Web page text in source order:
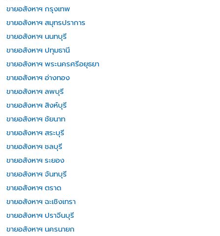
ขายอสังหาฯ กรุงเทพ
ขายอสังหาฯ สมุทรปราการ
ขายอสังหาฯ นนทบุรี
ขายอสังหาฯ ปทุมธานี
ขายอสังหาฯ พระนครศรีอยุธยา
ขายอสังหาฯ อ่างทอง
ขายอสังหาฯ ลพบุรี
ขายอสังหาฯ สิงห์บุรี
ขายอสังหาฯ ชัยนาท
ขายอสังหาฯ สระบุรี
ขายอสังหาฯ ชลบุรี
ขายอสังหาฯ ระยอง
ขายอสังหาฯ จันทบุรี
ขายอสังหาฯ ตราด
ขายอสังหาฯ ฉะเชิงเทรา
ขายอสังหาฯ ปราจีนบุรี
ขายอสังหาฯ นครนายก